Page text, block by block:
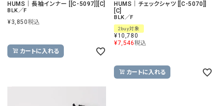
HUMS｜長袖インナー [[C-5097]][C]
BLK／F
¥3,850税込
カートに入れる
HUMS｜チェックシャツ [[C-5070]]
[C]
BLK／F
2buy対象
¥10,780
¥7,546税込
カートに入れる